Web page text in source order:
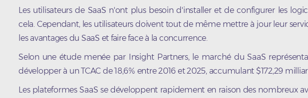
Les utilisateurs de SaaS n'ont plus besoin d'installer et de configurer les
cela. Cependant, les utilisateurs doivent tout de même mettre à jour leur
les avantages du SaaS et faire face à la concurrence.
Selon une étude menée par Insight Partners, le marché du SaaS
développer à un TCAC de 18,6% entre 2016 et 2025, accumulant $172,29
Les plateformes SaaS se développent rapidement en raison des nombreux